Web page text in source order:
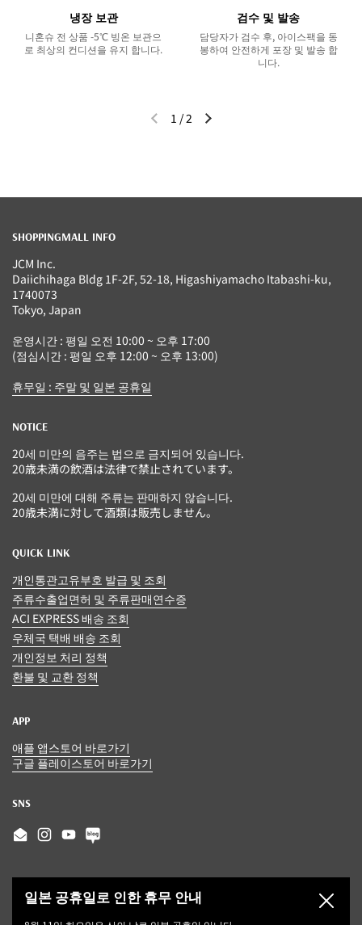
냉장 보관
니혼슈 전 상품 -5℃ 빙온 보관으
로 최상의 컨디션을 유지 합니다.
검수 및 발송
담당자가 검수 후, 아이스팩을 동
봉하여 안전하게 포장 및 발송 합
니다.
이전 슬라이드다음 슬라이드
1 /2
SHOPPINGMALL INFO
JCM Inc.
Daiichihaga Bldg 1F-2F, 52-18, Higashiyamacho Itabashi-ku,
1740073
Tokyo, Japan
운영시간 : 평일 오전 10:00 ~ 오후 17:00
(점심시간 : 평일 오후 12:00 ~ 오후 13:00)
휴무일 : 주말 및 일본 공휴일
NOTICE
20세 미만의 음주는 법으로 금지되어 있습니다.
20歳未満の飲酒は法律で禁止されています。
20세 미만에 대해 주류는 판매하지 않습니다.
20歳未満に対して酒類は販売しません。
QUICK LINK
개인통관고유부호 발급 및 조회
주류수출업면허 및 주류판매연수증
ACI EXPRESS 배송 조회
우체국 택배 배송 조회
개인정보 처리 정책
환불 및 교환 정책
APP
애플 앱스토어 바로가기
구글 플레이스토어 바로가기
SNS
EmailInstagram
YouTube
일본 공휴일로 인한 휴무 안내 닫기